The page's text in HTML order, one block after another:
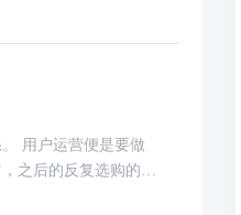
之后的反复选购的满